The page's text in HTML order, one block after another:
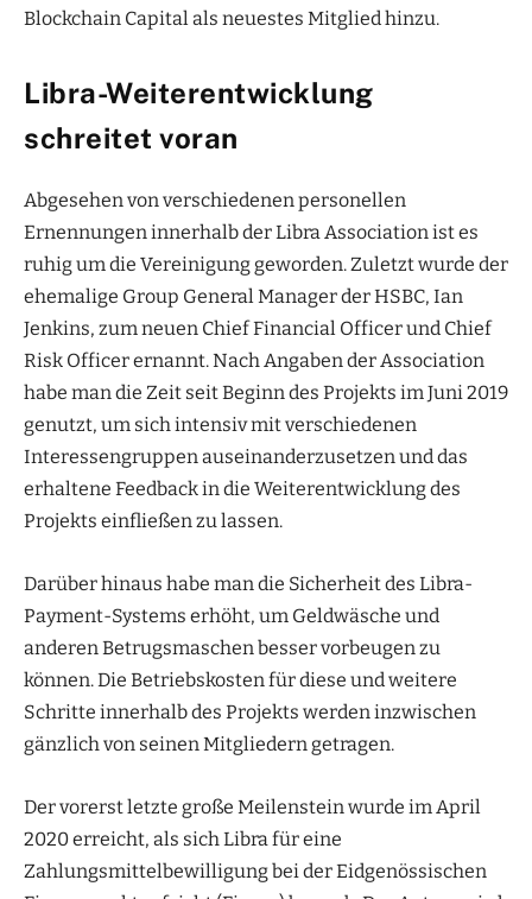
Blockchain Capital als neuestes Mitglied hinzu.
Libra-Weiterentwicklung
schreitet voran
Abgesehen von verschiedenen personellen
Ernennungen innerhalb der Libra Association ist es
ruhig um die Vereinigung geworden. Zuletzt wurde der
ehemalige Group General Manager der HSBC, Ian
Jenkins, zum neuen Chief Financial Officer und Chief
Risk Officer ernannt. Nach Angaben der Association
habe man die Zeit seit Beginn des Projekts im Juni 2019
genutzt, um sich intensiv mit verschiedenen
Interessengruppen auseinanderzusetzen und das
erhaltene Feedback in die Weiterentwicklung des
Projekts einfließen zu lassen.
Darüber hinaus habe man die Sicherheit des Libra-
Payment-Systems erhöht, um Geldwäsche und
anderen Betrugsmaschen besser vorbeugen zu
können. Die Betriebskosten für diese und weitere
Schritte innerhalb des Projekts werden inzwischen
gänzlich von seinen Mitgliedern getragen.
Der vorerst letzte große Meilenstein wurde im April
2020 erreicht, als sich Libra für eine
Zahlungsmittelbewilligung bei der Eidgenössischen